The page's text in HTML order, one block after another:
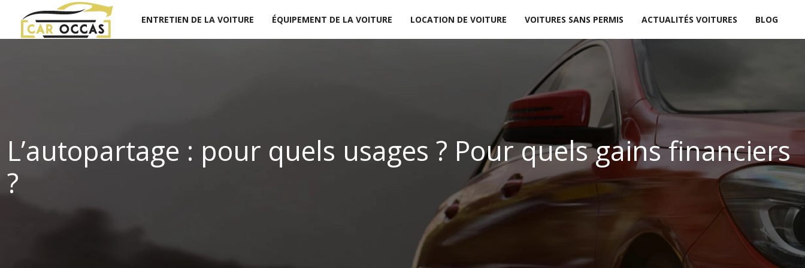
ENTRETIEN DE LA VOITURE ÉQUIPEMENT DE LA VOITURE LOCATION DE VOITURE VOITURES SANS PERMIS ACTUALITÉS VOITURES BLOG
L’autopartage : pour quels usages ? Pour quels gains financiers
?